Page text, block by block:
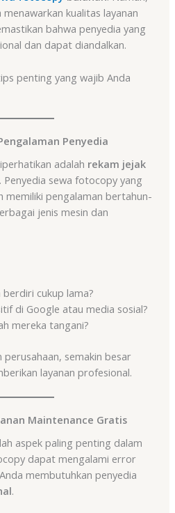
kualitas layanan
bahwa penyedia yang
dan dapat diandalkan.
penting yang wajib Anda
Penyedia
adalah rekam jejak
Penyedia sewa fotocopy yang
memiliki pengalaman bertahun-
jenis mesin dan
cukup lama?
di Google atau media sosial?
mereka tangani?
perusahaan, semakin besar
layanan profesional.
Maintenance Gratis
aspek paling penting dalam
dapat mengalami error
membutuhkan penyedia
.